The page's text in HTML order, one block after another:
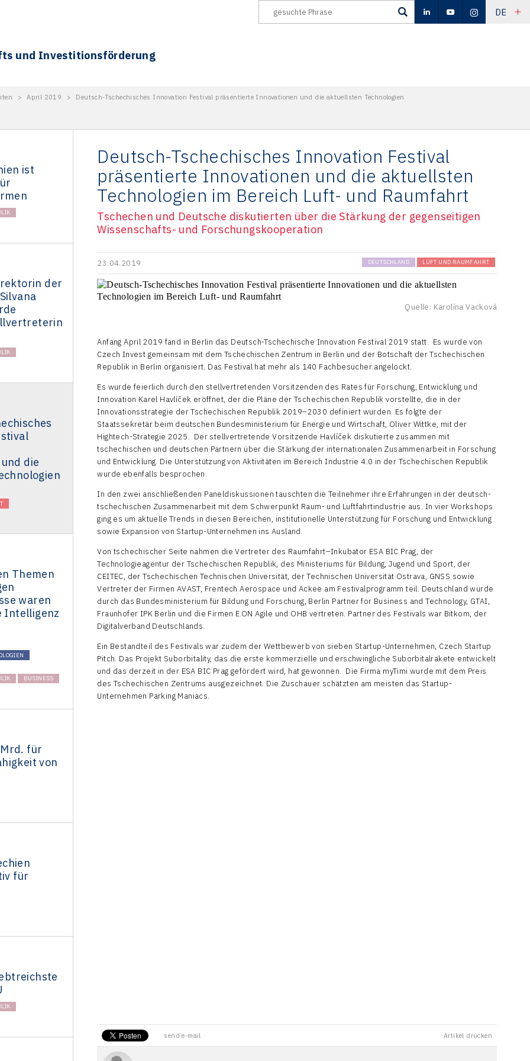
DE
und Investitionsförderung
> April 2019 > Deutsch-Tschechisches Innovation Festival präsentierte Innovationen und die aktuellsten Technologien
ist
der
die
Themen
waren
Intelligenz
BUSINESS
Mrd. für
von
für
Deutsch-Tschechisches Innovation Festival
präsentierte Innovationen und die aktuellsten
Technologien im Bereich Luft- und Raumfahrt
Tschechen und Deutsche diskutierten über die Stärkung der gegenseitigen
Wissenschafts- und Forschungskooperation
23.04.2019 DEUTSCHLAND LUFT UND RAUMFAHRT
Quelle: Karolína Vacková
Anfang April 2019 fand in Berlin das Deutsch-Tschechische Innovation Festival 2019 statt. Es wurde von
Czech Invest gemeinsam mit dem Tschechischen Zentrum in Berlin und der Botschaft der Tschechischen
Republik in Berlin organisiert. Das Festival hat mehr als 140 Fachbesucher angelockt.
Es wurde feierlich durch den stellvertretenden Vorsitzenden des Rates für Forschung, Entwicklung und
Innovation Karel Havlíček eröffnet, der die Pläne der Tschechischen Republik vorstellte, die in der
Innovationsstrategie der Tschechischen Republik 2019–2030 definiert wurden. Es folgte der
Staatssekretär beim deutschen Bundesministerium für Energie und Wirtschaft, Oliver Wittke, mit der
Hightech-Strategie 2025. Der stellvertretende Vorsitzende Havlíček diskutierte zusammen mit
tschechischen und deutschen Partnern über die Stärkung der internationalen Zusammenarbeit in Forschung
und Entwicklung. Die Unterstützung von Aktivitäten im Bereich Industrie 4.0 in der Tschechischen Republik
wurde ebenfalls besprochen.
In den zwei anschließenden Paneldiskussionen tauschten die Teilnehmer ihre Erfahrungen in der deutsch-
tschechischen Zusammenarbeit mit dem Schwerpunkt Raum- und Luftfahrtindustrie aus. In vier Workshops
ging es um aktuelle Trends in diesen Bereichen, institutionelle Unterstützung für Forschung und Entwicklung
sowie Expansion von Startup-Unternehmen ins Ausland.
Von tschechischer Seite nahmen die Vertreter des Raumfahrt–Inkubator ESA BIC Prag, der
Technologieagentur der Tschechischen Republik, des Ministeriums für Bildung, Jugend und Sport, der
CEITEC, der Tschechischen Technischen Universität, der Technischen Universität Ostrava, GNSS sowie
Vertreter der Firmen AVAST, Frentech Aerospace und Ackee am Festivalprogramm teil. Deutschland wurde
durch das Bundesministerium für Bildung und Forschung, Berlin Partner for Business and Technology, GTAI,
Fraunhofer IPK Berlin und die Firmen E.ON Agile und OHB vertreten. Partner des Festivals war Bitkom, der
Digitalverband Deutschlands.
Ein Bestandteil des Festivals war zudem der Wettbewerb von sieben Startup-Unternehmen, Czech Startup
Pitch. Das Projekt Suborbitality, das die erste kommerzielle und erschwingliche Suborbitalrakete entwickelt
und das derzeit in der ESA BIC Prag gefördert wird, hat gewonnen. Die Firma myTimi wurde mit dem Preis
des Tschechischen Zentrums ausgezeichnet. Die Zuschauer schätzten am meisten das Startup-
Unternehmen Parking Maniacs.
send e-mail Artikel drucken